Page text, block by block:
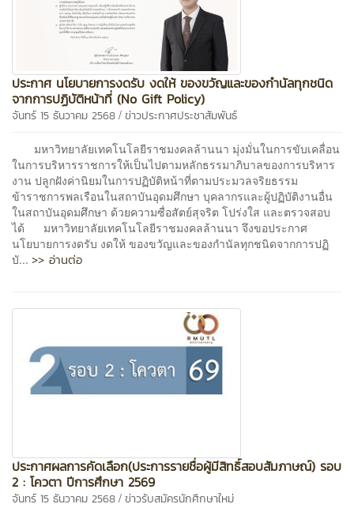
ประกาศ นโยบายการงดรับ งดให้ ของขวัญและของกำนัลทุกชนิด
จากการปฏิบัติหน้าที่ (No Gift Policy)
จันทร์ 15 ธันวาคม 2568 / ข่าวประกาศประชาสัมพันธ์
มหาวิทยาลัยเทคโนโลยีราชมงคลล้านนา มุ่งมั่นในการขับเคลื่อน
ในการบริหารราชการให้เป็นไปตามหลักธรรมาภิบาลของการบริหาร
งาน ปลูกฝังค่านิยมในการปฏิบัติหน้าที่ตามประมวลจริยธรรม
ข้าราชการพลเรือนในสถาบันอุดมศึกษา บุคลากรและผู้ปฏิบัติงานอื่น
ในสถาบันอุดมศึกษา ด้วยความซื่อสัตย์สุจริต โปร่งใส และตรวจสอบ
ได้ มหาวิทยาลัยเทคโนโลยีราชมงคลล้านนา จึงขอประกาศ
นโยบายการงดรับ งดให้ ของขวัญและของกำนัลทุกชนิดจากการปฏิ
บั... >> อ่านต่อ
ประกาศผลการคัดเลือก(ประการรายชื่อผู้มีสิทธิ์สอบสัมภาษณ์) รอบ
2 : โควตา ปีการศึกษา 2569
จันทร์ 15 ธันวาคม 2568 / ข่าวรับสมัครนักศึกษาใหม่